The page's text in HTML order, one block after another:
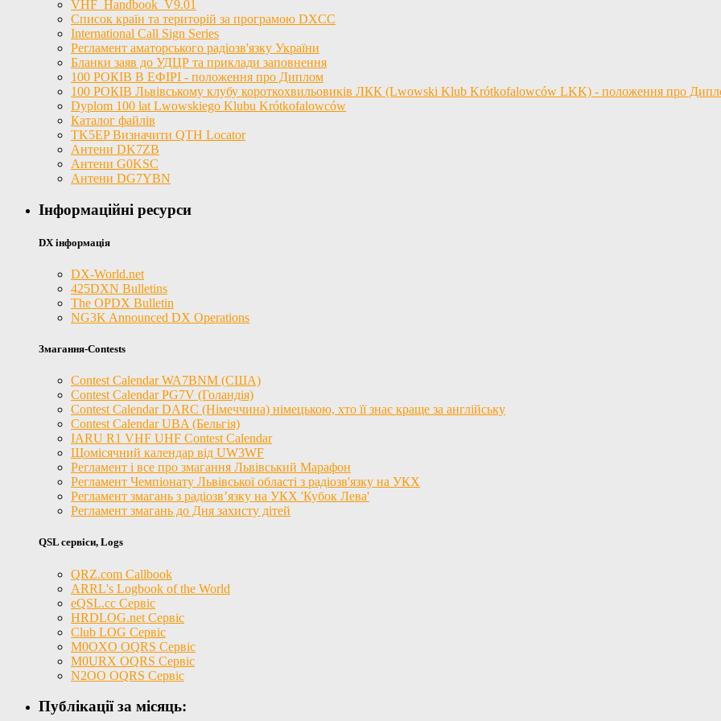
VHF_Handbook_V9.01
Список країн та територій за програмою DXCC
International Call Sign Series
Регламент аматорського радіозв'язку України
Бланки заяв до УДЦР та приклади заповнення
100 РОКІВ В ЕФІРІ - положення про Диплом
100 РОКІВ Львівському клубу короткохвильовиків ЛКК (Lwowski Klub Krótkofalowców LKK) - положення про
Dyplom 100 lat Lwowskiego Klubu Krótkofalowców
Каталог файлів
TK5EP Визначити QTH Locator
Антени DK7ZB
Антени G0KSC
Антени DG7YBN
Інформаційні ресурси
DX інформація
DX-World.net
425DXN Bulletins
The OPDX Bulletin
NG3K Announced DX Operations
Змагання-Contests
Contest Calendar WA7BNM (США)
Contest Calendar PG7V (Голандія)
Contest Calendar DARC (Німеччина) німецькою, хто її знає краще за англійську
Contest Calendar UBA (Бельгія)
IARU R1 VHF UHF Contest Calendar
Щомісячний календар від UW3WF
Регламент і все про змагання Львівський Марафон
Регламент Чемпіонату Львівської області з радіозв'язку на УКХ
Регламент змагань з радіозв’язку на УКХ 'Кубок Лева'
Регламент змагань до Дня захисту дітей
QSL сервіси, Logs
QRZ.com Callbook
ARRL's Logbook of the World
eQSL.cc Сервіс
HRDLOG.net Сервіс
Club LOG Сервіс
M0OXO OQRS Сервіс
M0URX OQRS Сервіс
N2OO OQRS Сервіс
Публікації за місяць: